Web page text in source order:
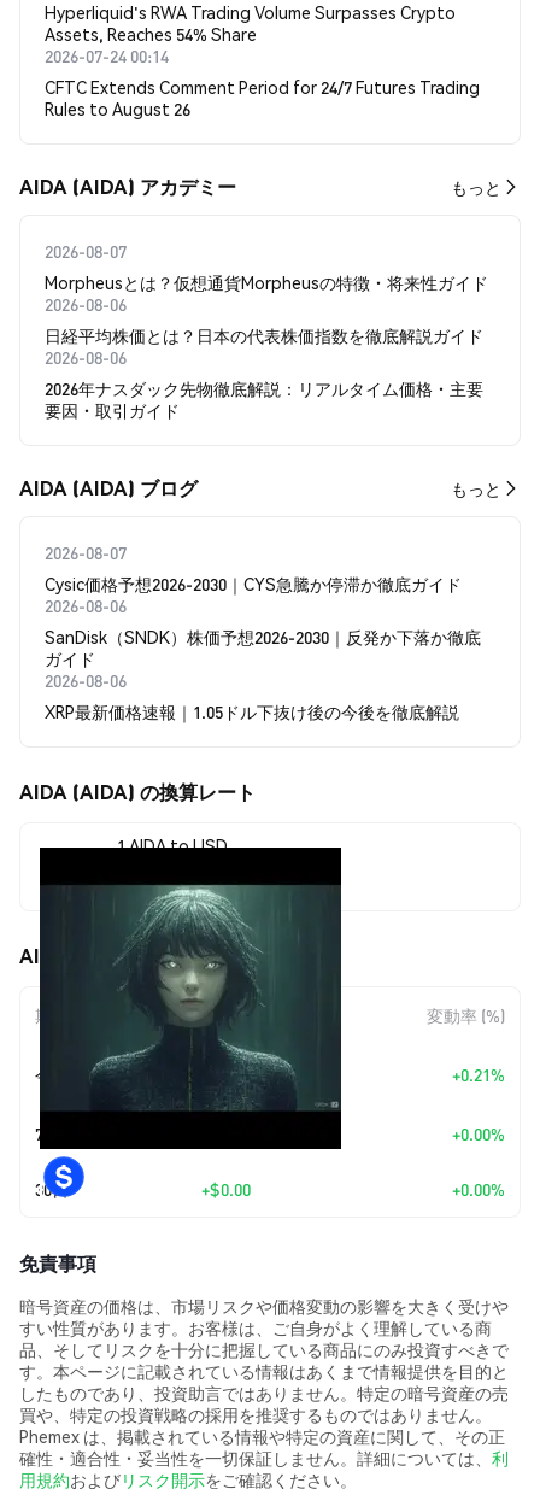
Hyperliquid's RWA Trading Volume Surpasses Crypto
Assets, Reaches 54% Share
2026-07-24 00:14
CFTC Extends Comment Period for 24/7 Futures Trading
Rules to August 26
AIDA (AIDA) アカデミー もっと
2026-08-07
Morpheusとは？仮想通貨Morpheusの特徴・将来性ガイド
2026-08-06
日経平均株価とは？日本の代表株価指数を徹底解説ガイド
2026-08-06
2026年ナスダック先物徹底解説：リアルタイム価格・主要
要因・取引ガイド
AIDA (AIDA) ブログ もっと
2026-08-07
Cysic価格予想2026-2030｜CYS急騰か停滞か徹底ガイド
2026-08-06
SanDisk（SNDK）株価予想2026-2030｜反発か下落か徹底
ガイド
2026-08-06
XRP最新価格速報｜1.05ドル下抜け後の今後を徹底解説
AIDA (AIDA) の換算レート
1 AIDA to USD
$0.00000503
AIDA (AIDA) の価格変動
期間 金額変動 変動率 (%)
今日 $0.071071 +0.21%
7日 +0.00%
30日 +$0.00 +0.00%
免責事項
暗号資産の価格は、市場リスクや価格変動の影響を大きく受けや
すい性質があります。お客様は、ご自身がよく理解している商
品、そしてリスクを十分に把握している商品にのみ投資すべきで
す。本ページに記載されている情報はあくまで情報提供を目的と
したものであり、投資助言ではありません。特定の暗号資産の売
買や、特定の投資戦略の採用を推奨するものではありません。
Phemex は、掲載されている情報や特定の資産に関して、その正
確性・適合性・妥当性を一切保証しません。詳細については、 利
用規約およびリスク開示をご確認ください。